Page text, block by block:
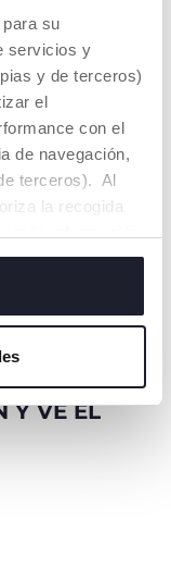
su
servicios y
y de terceros)
el
con el
de navegación,
terceros). Al
la recogida
de todas o
detalles". Al
Y VE EL